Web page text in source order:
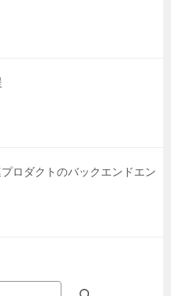
ロダクトのバックエンドエン